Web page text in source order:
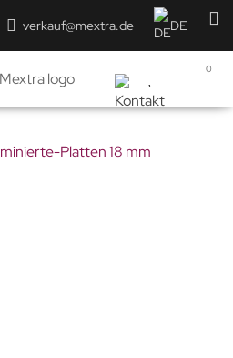
verkauf@mextra.de DE
0
Platten 18 mm